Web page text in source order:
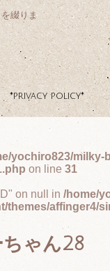
綴りま
*privacy policy*
yochiro823/
on line 31
on null in /home/
themes/affinger4/
ゃん28